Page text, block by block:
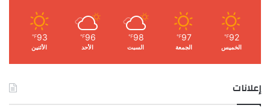
92
℉
الخميس
97
℉
الجمعة
98
℉
السبت
96
℉
الأحد
93
℉
الأثنين
إعلانات